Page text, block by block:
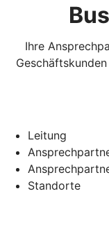
Ihre
Leitung
Standorte